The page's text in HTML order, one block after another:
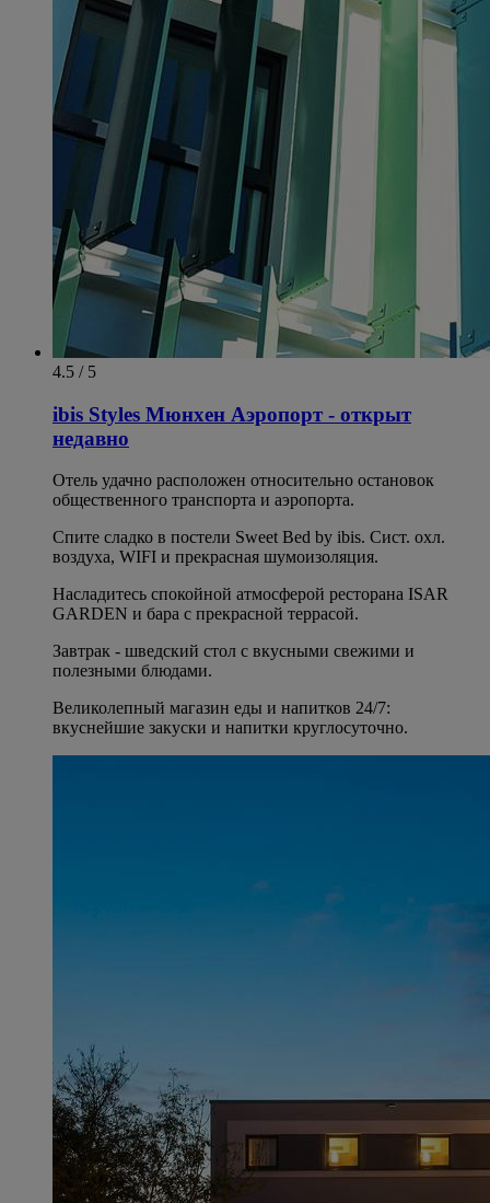
4.5 / 5
ibis Styles Мюнхен Аэропорт - открыт
недавно
Отель удачно расположен относительно остановок
общественного транспорта и аэропорта.
Спите сладко в постели Sweet Bed by ibis. Сист. охл.
воздуха, WIFI и прекрасная шумоизоляция.
Насладитесь спокойной атмосферой ресторана ISAR
GARDEN и бара с прекрасной террасой.
Завтрак - шведский стол с вкусными свежими и
полезными блюдами.
Великолепный магазин еды и напитков 24/7:
вкуснейшие закуски и напитки круглосуточно.